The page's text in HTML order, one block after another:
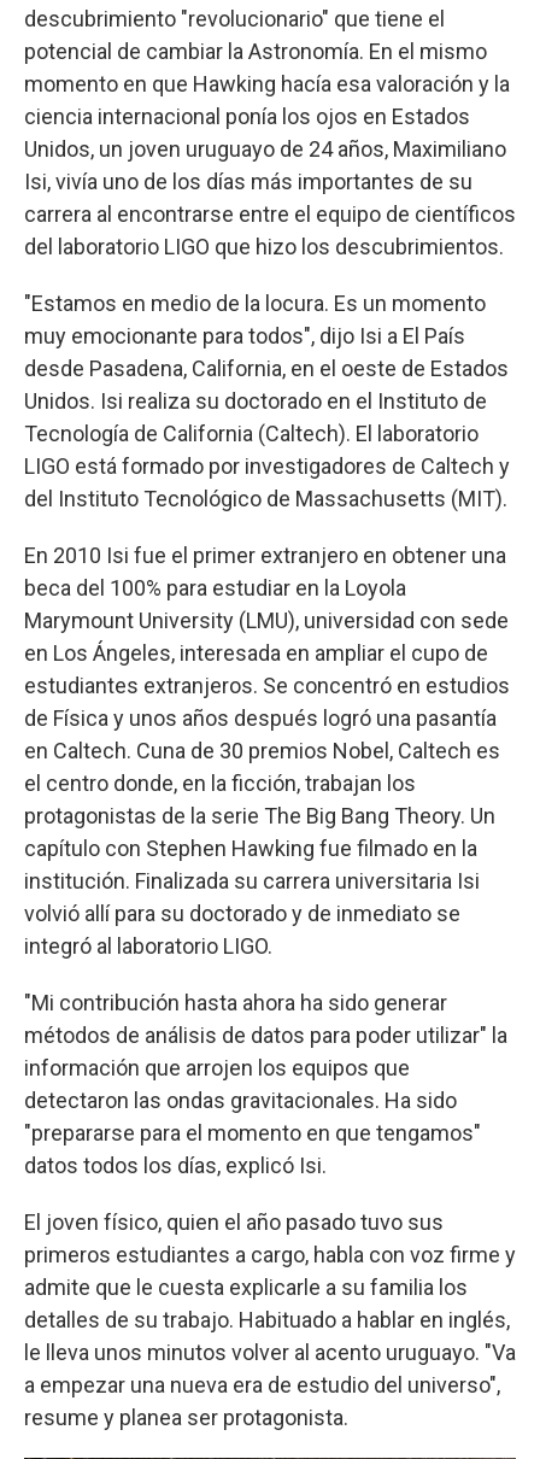
descubrimiento "revolucionario" que tiene el
potencial de cambiar la Astronomía. En el mismo
momento en que Hawking hacía esa valoración y la
ciencia internacional ponía los ojos en Estados
Unidos, un joven uruguayo de 24 años, Maximiliano
Isi, vivía uno de los días más importantes de su
carrera al encontrarse entre el equipo de científicos
del laboratorio LIGO que hizo los descubrimientos.
"Estamos en medio de la locura. Es un momento
muy emocionante para todos", dijo Isi a El País
desde Pasadena, California, en el oeste de Estados
Unidos. Isi realiza su doctorado en el Instituto de
Tecnología de California (Caltech). El laboratorio
LIGO está formado por investigadores de Caltech y
del Instituto Tecnológico de Massachusetts (MIT).
En 2010 Isi fue el primer extranjero en obtener una
beca del 100% para estudiar en la Loyola
Marymount University (LMU), universidad con sede
en Los Ángeles, interesada en ampliar el cupo de
estudiantes extranjeros. Se concentró en estudios
de Física y unos años después logró una pasantía
en Caltech. Cuna de 30 premios Nobel, Caltech es
el centro donde, en la ficción, trabajan los
protagonistas de la serie The Big Bang Theory. Un
capítulo con Stephen Hawking fue filmado en la
institución. Finalizada su carrera universitaria Isi
volvió allí para su doctorado y de inmediato se
integró al laboratorio LIGO.
"Mi contribución hasta ahora ha sido generar
métodos de análisis de datos para poder utilizar" la
información que arrojen los equipos que
detectaron las ondas gravitacionales. Ha sido
"prepararse para el momento en que tengamos"
datos todos los días, explicó Isi.
El joven físico, quien el año pasado tuvo sus
primeros estudiantes a cargo, habla con voz firme y
admite que le cuesta explicarle a su familia los
detalles de su trabajo. Habituado a hablar en inglés,
le lleva unos minutos volver al acento uruguayo. "Va
a empezar una nueva era de estudio del universo",
resume y planea ser protagonista.